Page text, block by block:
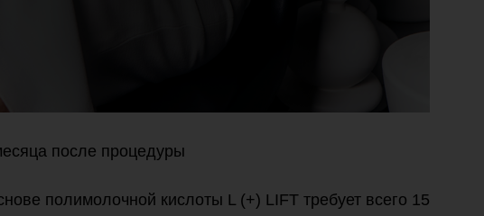
после процедуры
полимолочной кислоты L (+) LIFT требует всего 15